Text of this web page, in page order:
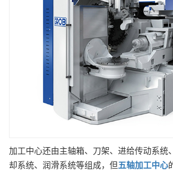
加工中心还由主轴箱、刀架、进给传动系统
却系统、润滑系统等组成，但五轴加工中心